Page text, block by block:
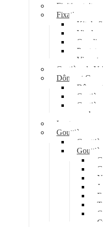
Finition toiture
Fixation
Kit de
Vis de
Cavalier
Pontet
Vis
Costière de
Dôme et
Dôme
coupoles
Lanterneau
Gouttière